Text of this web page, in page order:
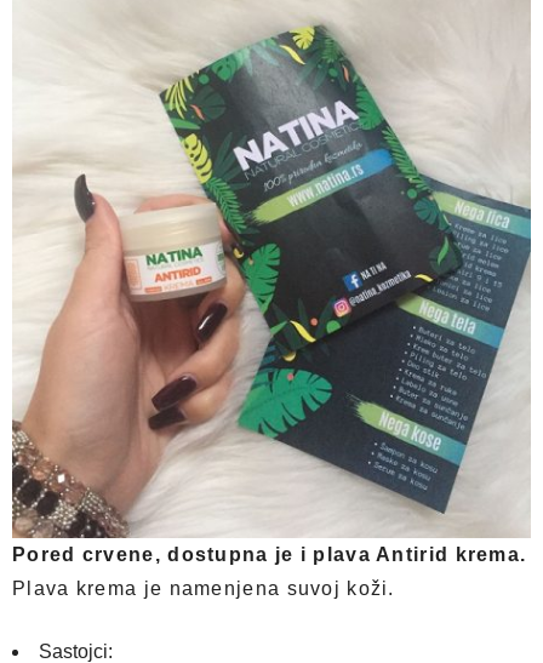
Pored crvene, dostupna je i plava Antirid krema.
Plava krema je namenjena suvoj koži.
Sastojci: